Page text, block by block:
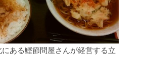
にある鰹節問屋さんが経営する立